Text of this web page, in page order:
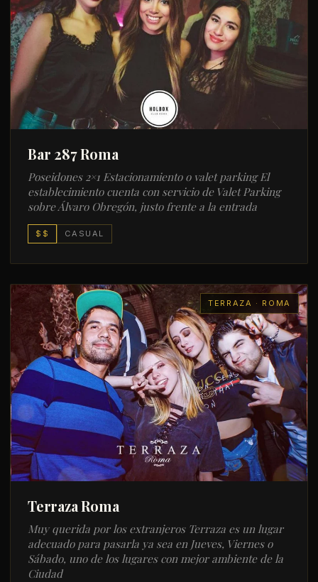
Bar 287 Roma
Poseidones 2×1 Estacionamiento o valet parking El
establecimiento cuenta con servicio de Valet Parking
sobre Álvaro Obregón, justo frente a la entrada
$$ CASUAL
TERRAZA · ROMA
Terraza Roma
Muy querida por los extranjeros Terraza es un lugar
adecuado para pasarla ya sea en Jueves, Viernes o
Sábado, uno de los lugares con mejor ambiente de la
Ciudad